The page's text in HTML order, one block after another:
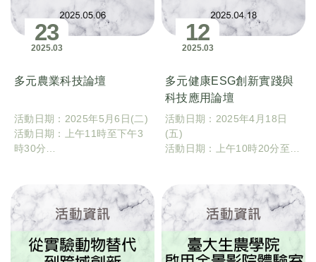
23
03
2025
多元農業科技論壇
活動日期：2025年5月6日(二)
活動日期：上午11時至下午3
時30分
12
03
2025
多元健康ESG創新實踐與
科技應用論壇
活動日期：2025年4月18日
(五)
活動日期：上午10時20分至下
院思亮館國際會議廳